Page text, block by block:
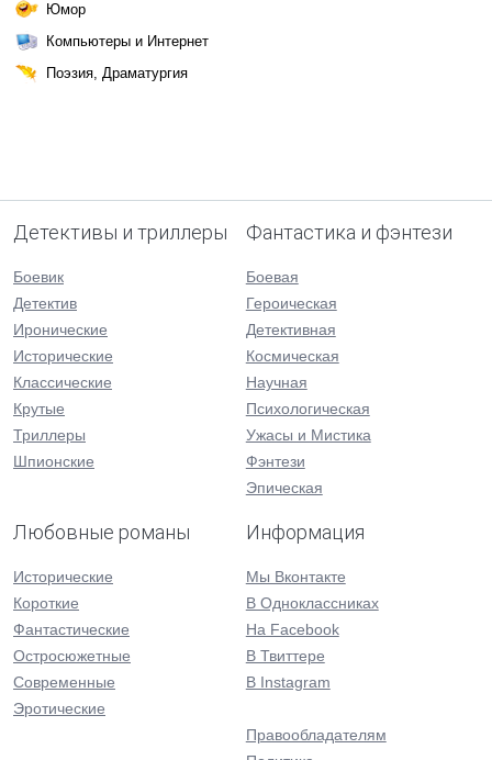
Юмор
Компьютеры и Интернет
Поэзия, Драматургия
Детективы и триллеры
Боевик
Детектив
Иронические
Исторические
Классические
Крутые
Триллеры
Шпионские
Фантастика и фэнтези
Боевая
Героическая
Детективная
Космическая
Научная
Психологическая
Ужасы и Мистика
Фэнтези
Эпическая
Любовные романы
Исторические
Короткие
Фантастические
Остросюжетные
Современные
Эротические
Информация
Мы Вконтакте
В Одноклассниках
На Facebook
В Твиттере
В Instagram
Правообладателям